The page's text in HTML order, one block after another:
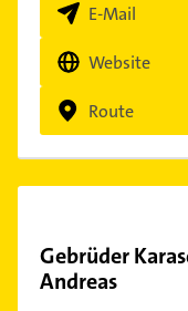
E-Mail
Website
Route
Gebrüder
Andreas